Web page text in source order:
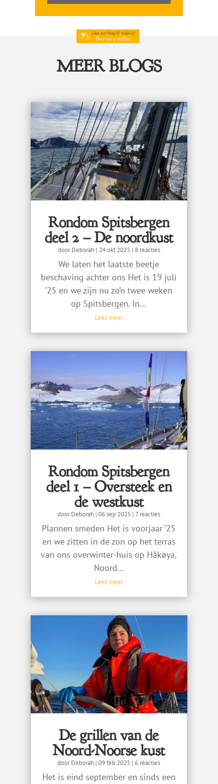
MEER BLOGS
Rondom Spitsbergen
deel 2 – De noordkust
doorDeborah| 24 okt 2025 | 8 reacties
We laten het laatste beetje
beschaving achter ons Het is 19 juli
’25 en we zijn nu zo’n twee weken
op Spitsbergen. In...
Lees meer
Rondom Spitsbergen
deel 1 – Oversteek en
de westkust
doorDeborah |06 sep 2025 | 7 reacties
Plannen smeden Het is voorjaar ’25
en we zitten in de zon op het terras
van ons overwinter-huis op Håkøya,
Noord...
Lees meer
De grillen van de
Noord-Noorse kust
doorDeborah |09 feb 2025 | 6 reacties
Het is eind september en sinds een